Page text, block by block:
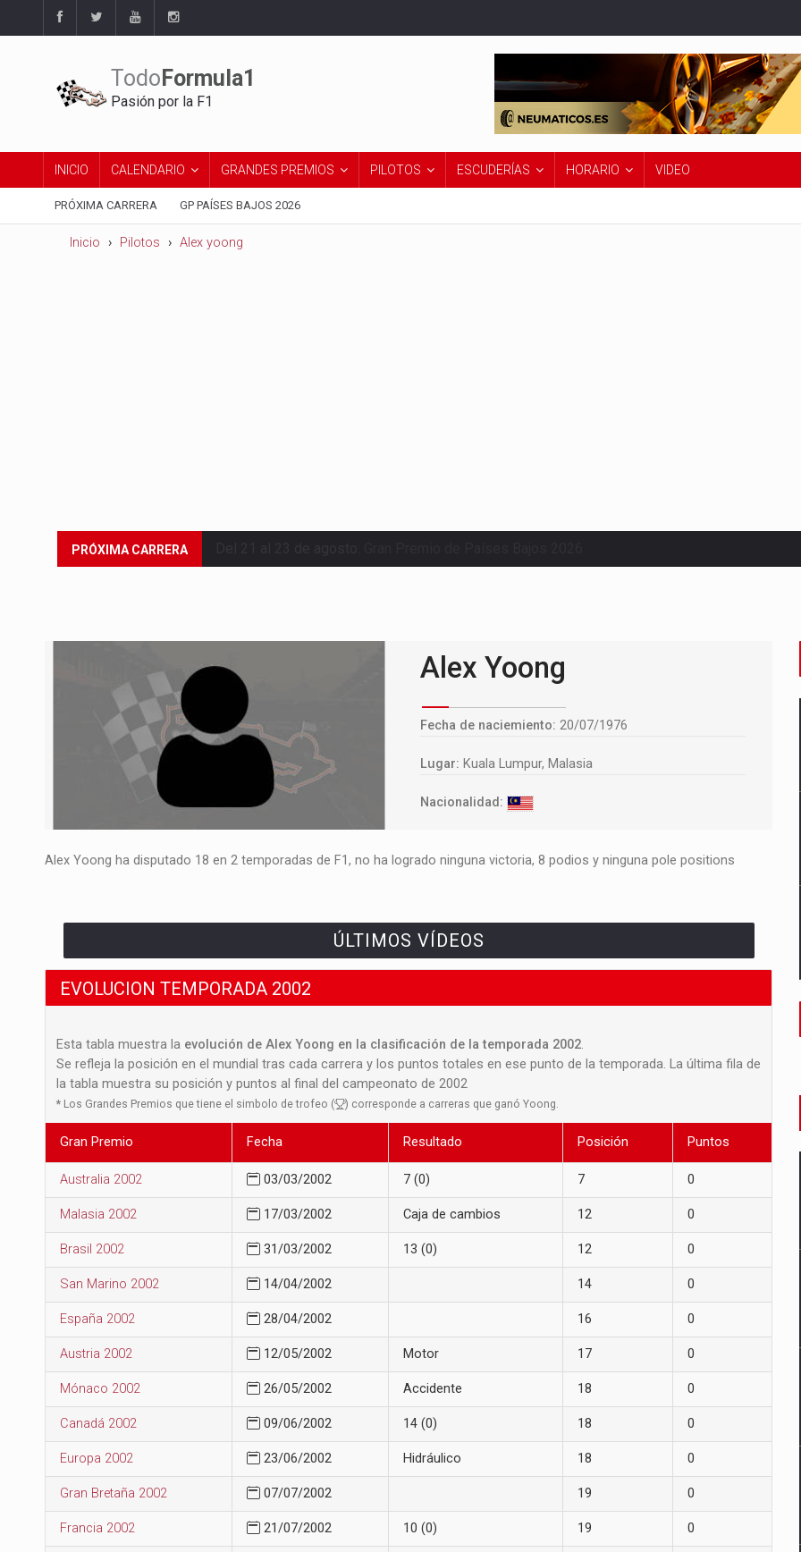
Todo Formula1
Pasión por la F1
INICIO CALENDARIO GRANDES PREMIOS PILOTOS ESCUDERÍAS HORARIO VIDEO
PRÓXIMA CARRERA GP PAÍSES BAJOS 2026
Inicio Pilotos Alex yoong
PRÓXIMA CARRERA
Alex Yoong
Fecha de naciemiento: 20/07/1976
Lugar: Kuala Lumpur, Malasia
Nacionalidad:
Alex Yoong ha disputado 18 en 2 temporadas de F1, no ha logrado ninguna victoria, 8 podios y ninguna pole positions
ÚLTIMOS VÍDEOS
EVOLUCION TEMPORADA 2002
Esta tabla muestra la evolución de Alex Yoong en la clasificación de la temporada 2002.
Se refleja la posición en el mundial tras cada carrera y los puntos totales en ese punto de la temporada. La última fila de
la tabla muestra su posición y puntos al final del campeonato de 2002
* Los Grandes Premios que tiene el simbolo de trofeo ( ) corresponde a carreras que ganó Yoong.
Gran Premio Fecha Resultado Posición Puntos
Australia 2002 03/03/2002 7 (0) 7 0
Malasia 2002 17/03/2002 Caja de cambios 12 0
Brasil 2002 31/03/2002 13 (0) 12 0
San Marino 2002 14/04/2002 14 0
España 2002 28/04/2002 16 0
Austria 2002 12/05/2002 Motor 17 0
Mónaco 2002 26/05/2002 Accidente 18 0
Canadá 2002 09/06/2002 14 (0) 18 0
Europa 2002 23/06/2002 Hidráulico 18 0
Gran Bretaña 2002 07/07/2002 19 0
Francia 2002 21/07/2002 10 (0) 19 0